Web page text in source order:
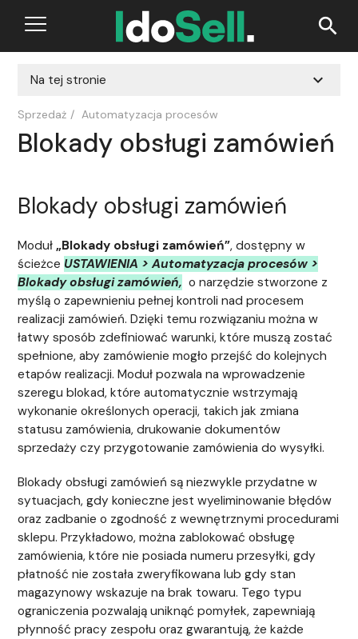
search
Na tej stronie expand_more
Sprzedaż / Automatyzacja procesów
Blokady obsługi zamówień
Blokady obsługi zamówień
Moduł„Blokady obsługi zamówień”, dostępny w
ścieżce USTAWIENIA > Automatyzacja procesów >
Blokady obsługi zamówień, o narzędzie stworzone z
myślą o zapewnieniu pełnej kontroli nad procesem
realizacji zamówień. Dzięki temu rozwiązaniu można w
łatwy sposób zdefiniować warunki, które muszą zostać
spełnione, aby zamówienie mogło przejść do kolejnych
etapów realizacji. Moduł pozwala na wprowadzenie
szeregu blokad, które automatycznie wstrzymają
wykonanie określonych operacji, takich jak zmiana
statusu zamówienia, drukowanie dokumentów
sprzedaży czy przygotowanie zamówienia do wysyłki.
Blokady obsługi zamówień są niezwykle przydatne w
sytuacjach, gdy konieczne jest wyeliminowanie błędów
oraz zadbanie o zgodność z wewnętrznymi procedurami
sklepu. Przykładowo, można zablokować obsługę
zamówienia, które nie posiada numeru przesyłki, gdy
płatność nie została zweryfikowana lub gdy stan
magazynowy wskazuje na brak towaru. Tego typu
ograniczenia pozwalają uniknąć pomyłek, zapewniają
płynność pracy zespołu oraz gwarantują, że każde